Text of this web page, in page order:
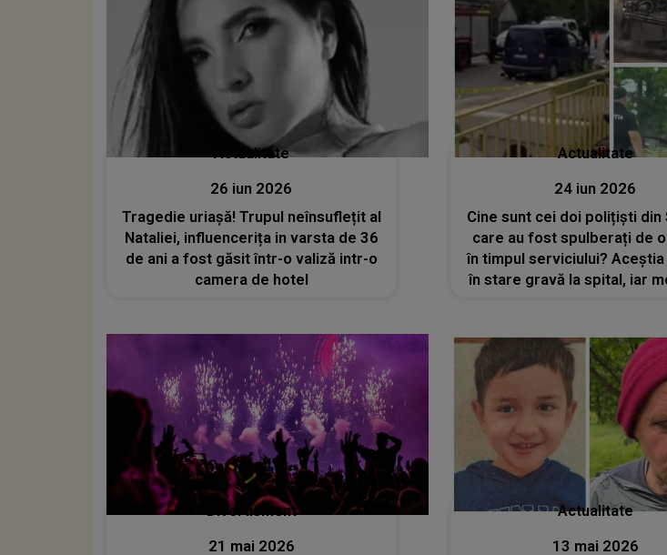
Actualitate
26 iun 2026
Tragedie uriașă! Trupul neînsuflețit al
Nataliei, influencerița in varsta de 36
de ani a fost găsit într-o valiză intr-o
camera de hotel
Actualitate
24 iun 2026
Cine sunt cei doi polițiști din
care au fost spulberați de o
în timpul serviciului? Aceștia
în stare gravă la spital, iar
Divertisment
21 mai 2026
Actualitate
13 mai 2026